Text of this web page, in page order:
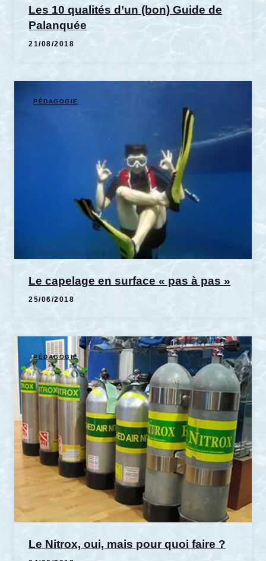
Les 10 qualités d’un (bon) Guide de
Palanquée
21/08/2018
PÉDAGOGIE
Le capelage en surface « pas à pas »
25/06/2018
PÉDAGOGIE
Le Nitrox, oui, mais pour quoi faire ?